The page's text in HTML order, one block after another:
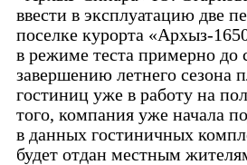
ввести в эксплуатацию две
поселке курорта «Архыз-
в режиме теста примерно до
завершению летнего сезона
гостиниц уже в работу на
того, компания уже начала
в данных гостиничных
будет отдан местным